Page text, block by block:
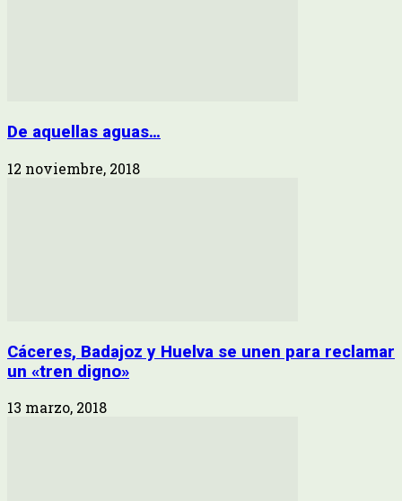
De aquellas aguas…
12 noviembre, 2018
Cáceres, Badajoz y Huelva se unen para reclamar
un «tren digno»
13 marzo, 2018